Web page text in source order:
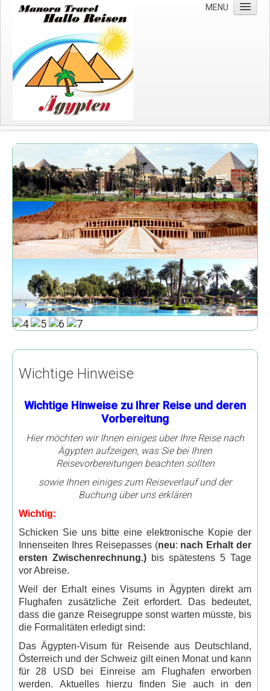
MENU
Über uns
Wichtige Hinweise
Impressum
Datenschutzerklärung
Kreuzfahrten
4 Tage Nilkreuzfahrt ab Assuan
5 Tage Nilkreuzfahrt ab Luxor
8 Tage Nilkreuzfahrt ab Luxor
15 Tage Nilkreuzfahrt Kairo - Assuan
Nil Kultur Erlebnis
11 Tage Kairo mit Nil Kultur Erlebnis
14 Tage Nil Kultur-Erlebnis & baden
Dahabiya Classic Reisen
Segelkreuzfahrt Luxor - Assuan
Segelkreuzfahrt zum Sonnenwunder von Assuan mit
Kairo und Pyramiden
Nassersee Kreuzfahrten
4 Tage Nassersee Kreuzfahrt
5 Tage Nassersee Kreuzfahrt
8 Tage Nassersee Kreuzfahrt
Ausflüge
Ab Hurghada
Hurghada
Wichtige Hinweise
Wichtige Hinweise zu Ihrer Reise und deren
Vorbereitung
Hier möchten wir Ihnen einiges über Ihre Reise nach
Ägypten aufzeigen, was Sie bei Ihren
Reisevorbereitungen beachten sollten
sowie Ihnen einiges zum Reiseverlauf und der
Buchung über uns erklären
Wichtig:
Schicken Sie uns bitte eine elektronische Kopie der
Innenseiten Ihres Reisepasses (neu: nach Erhalt der
ersten Zwischenrechnung.) bis spätestens 5 Tage
vor Abreise.
Weil der Erhalt eines Visums in Ägypten direkt am
Flughafen zusätzliche Zeit erfordert. Das bedeutet,
dass die ganze Reisegruppe sonst warten müsste, bis
die Formalitäten erledigt sind:
Das Ägypten-Visum für Reisende aus Deutschland,
Österreich und der Schweiz gilt einen Monat und kann
für 28 USD bei Einreise am Flughafen erworben
werden. Aktuelles hierzu finden Sie auch in den